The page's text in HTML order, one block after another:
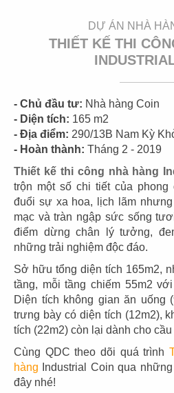
DỰ ÁN NHÀ
THIẾT KẾ THI
- Chủ đầu tư: Nhà hàng Coin
- Diện tích: 165 m2
- Địa điểm: 290/13B Nam Kỳ
- Hoàn thành: Tháng 2 - 2019
Thiết kế thi công nhà hàng
trộn một số chi tiết của phong
đuổi sự xa hoa, lịch lãm
mạc và tràn ngập sức sống
điểm dừng chân lý tưởng,
những trải nghiệm độc đáo.
Sở hữu tổng diện tích 165m2,
tầng, mỗi tầng chiếm 55m2
Diện tích không gian ăn uống
trưng bày có diện tích (12m2),
tích (22m2) còn lại dành cho
Cùng QDC theo dõi quá trình
hàng Industrial Coin qua
đây nhé!
D Ự Á
CÁC DỰ
NHÀ HÀNG
Bạn là một trong số các nhà
vực nhà hàng, ăn uống
đơn vị Thiết kế & Thi công
kinh nghiệm, chi phí hợp lý để
thành một nhà hàng ấn tượng
Biuld đáp ứng được tất cả
với đội ngũ kinh nghiệm dày